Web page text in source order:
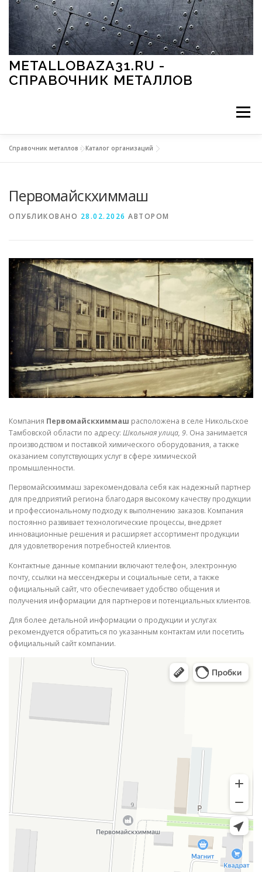
Перейти к содержимому
METALLOBAZA31.RU -
СПРАВОЧНИК МЕТАЛЛОВ
Меню
МЕТАЛЛЫ И ОКРУЖАЮЩАЯ СРЕДА
СВОЙСТВА МЕТАЛЛОВ СОРТА МЕТАЛЛОВ
СТАТЬИ
Справочник металлов »Каталог организаций
Первомайскхиммаш
ОПУБЛИКОВАНО 28.02.2026 АВТОРОМ
Компания Первомайскхиммаш расположена в селе Никольское
Тамбовской области по адресу: Школьная улица, 9. Она занимается
производством и поставкой химического оборудования, а также
оказанием сопутствующих услуг в сфере химической
промышленности.
Первомайскхиммаш зарекомендовала себя как надежный партнер
для предприятий региона благодаря высокому качеству продукции
и профессиональному подходу к выполнению заказов. Компания
постоянно развивает технологические процессы, внедряет
инновационные решения и расширяет ассортимент продукции
для удовлетворения потребностей клиентов.
Контактные данные компании включают телефон, электронную
почту, ссылки на мессенджеры и социальные сети, а также
официальный сайт, что обеспечивает удобство общения и
получения информации для партнеров и потенциальных клиентов.
Для более детальной информации о продукции и услугах
рекомендуется обратиться по указанным контактам или посетить
официальный сайт компании.